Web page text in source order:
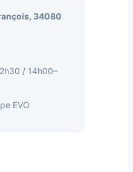
34080
/ 14h00–
EVO